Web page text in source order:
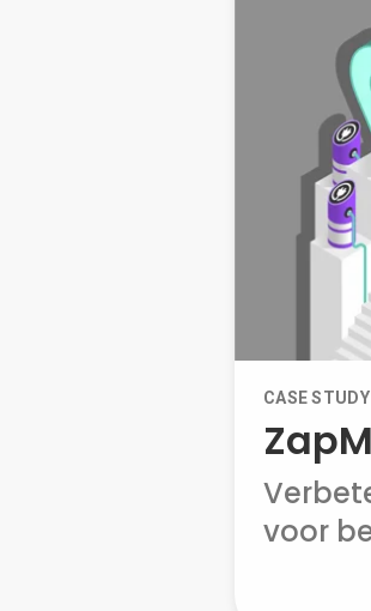
CASE STUDY
voor